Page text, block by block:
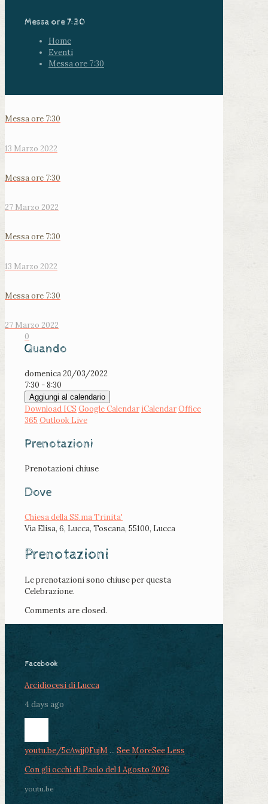
Messa ore 7:30
Home
Eventi
Messa ore 7:30
Messa ore 7:30
13 Marzo 2022
Messa ore 7:30
27 Marzo 2022
Messa ore 7:30
13 Marzo 2022
Messa ore 7:30
27 Marzo 2022
0
Quando
domenica 20/03/2022
7:30 - 8:30
Aggiungi al calendario
Download ICS Google Calendar iCalendarOffice
365 Outlook Live
Prenotazioni
Prenotazioni chiuse
Dove
Chiesa della SS.ma Trinita'
Via Elisa, 6, Lucca, Toscana, 55100, Lucca
Prenotazioni
Le prenotazioni sono chiuse per questa
Celebrazione.
Comments are closed.
Facebook
Arcidiocesi di Lucca
4 days ago
youtu.be/5cAwjj0FujM ... See MoreSee Less
Con gli occhi di Paolo del 1 Agosto 2026
youtu.be